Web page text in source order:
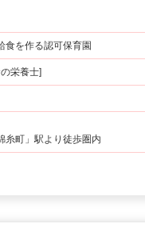
食を作る認可保育園
栄養士]
糸町」駅より徒歩圏内